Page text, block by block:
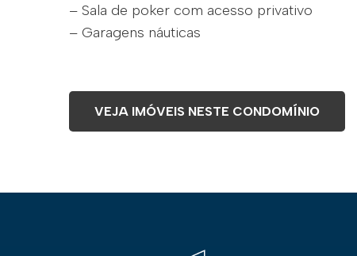
– Sala de poker com acesso privativo
– Garagens náuticas
VEJA IMÓVEIS NESTE CONDOMÍNIO